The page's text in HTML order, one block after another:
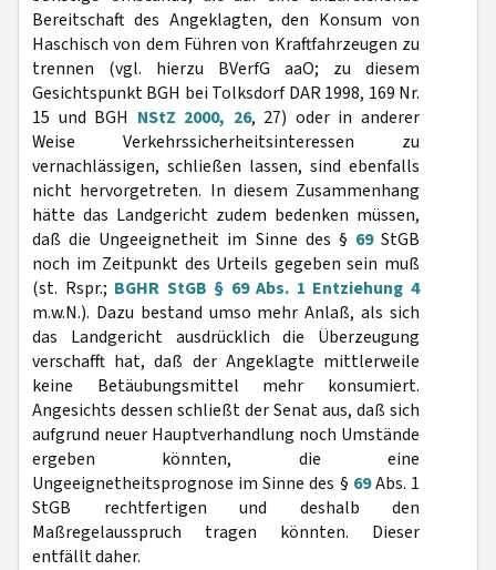
Bereitschaft des Angeklagten, den Konsum von
Haschisch von dem Führen von Kraftfahrzeugen zu
trennen (vgl. hierzu BVerfG aaO; zu diesem
Gesichtspunkt BGH bei Tolksdorf DAR 1998, 169 Nr.
15 und BGH NStZ 2000, 26, 27) oder in anderer
Weise Verkehrssicherheitsinteressen zu
vernachlässigen, schließen lassen, sind ebenfalls
nicht hervorgetreten. In diesem Zusammenhang
hätte das Landgericht zudem bedenken müssen,
daß die Ungeeignetheit im Sinne des § 69StGB
noch im Zeitpunkt des Urteils gegeben sein muß
(st. Rspr.; BGHR StGB § 69 Abs. 1 Entziehung 4
m.w.N.). Dazu bestand umso mehr Anlaß, als sich
das Landgericht ausdrücklich die Überzeugung
verschafft hat, daß der Angeklagte mittlerweile
keine Betäubungsmittel mehr konsumiert.
Angesichts dessen schließt der Senat aus, daß sich
aufgrund neuer Hauptverhandlung noch Umstände
ergeben könnten, die eine
Ungeeignetheitsprognose im Sinne des § 69Abs. 1
StGB rechtfertigen und deshalb den
Maßregelausspruch tragen könnten. Dieser
entfällt daher.